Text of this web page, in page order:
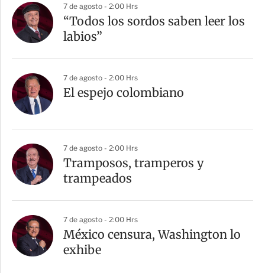
7 de agosto - 2:00 Hrs
“Todos los sordos saben leer los
labios”
7 de agosto - 2:00 Hrs
El espejo colombiano
7 de agosto - 2:00 Hrs
Tramposos, tramperos y
trampeados
7 de agosto - 2:00 Hrs
México censura, Washington lo
exhibe